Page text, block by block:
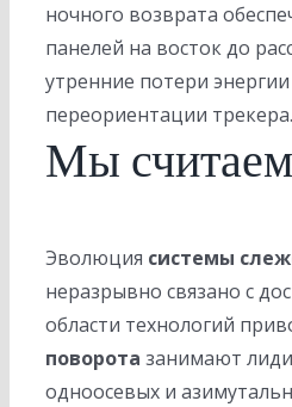
ночного возврата
панелей на восток до
утренние потери
переориентации трекера.
Мы
Эволюция системы
неразрывно связано с
области технологий
поворота занимают
одноосевых и